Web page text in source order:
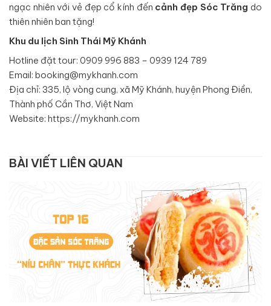
ngạc nhiên với vẻ đẹp cổ kính đến cảnh đẹp Sóc Trăng do
thiên nhiên ban tặng!
Khu du lịch Sinh Thái Mỹ Khánh
Hotline đặt tour: 0909 996 883 – 0939 124 789
Email: booking@mykhanh.com
Địa chỉ: 335, lộ vòng cung, xã Mỹ Khánh, huyện Phong Điền,
Thành phố Cần Thơ, Việt Nam
Website: https://mykhanh.com
BÀI VIẾT LIÊN QUAN